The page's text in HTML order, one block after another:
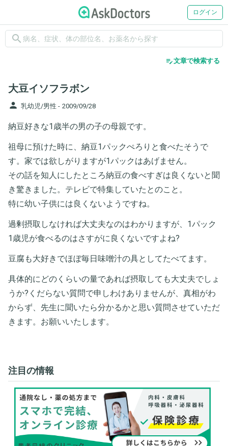
ログイン
search
edit_note文章で検索する
大豆イソフラボン
person 乳幼児/男性 - 2009/09/28
納豆好きな1歳半の男の子の母親です。
祖母に預けた時に、納豆1パックぺろりと食べたそうで
す。家では欲しがりますが1パックはあげません。
その話を知人にしたところ納豆の食べすぎは良くないと聞
き驚きました。テレビで特集していたとのこと。
特に幼い子供には良くないようですね。
過剰摂取しなければ大丈夫なのはわかりますが、1パック
1歳児が食べるのはさすがに良くないですよね?
豆腐も大好きでほぼ毎日味噌汁の具としてたべてます。
具体的にどのくらいの量であれば摂取しても大丈夫でしょ
うか?くだらない質問で申しわけありませんが、真相がわ
からず、先生に聞いたら分かるかと思い質問させていただ
きます。お願いいたします。
注目の情報